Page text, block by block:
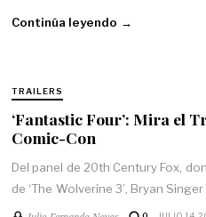
Continúa leyendo →
TRAILERS
‘Fantastic Four’: Mira el
Comic-Con
Del panel de 20th Century Fox,
de ‘The Wolverine 3’, Bryan